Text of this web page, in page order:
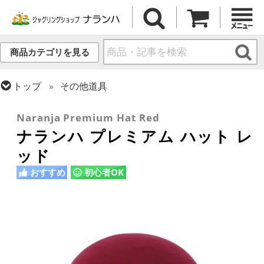
商品カテゴリを見る
トップ
その他道具
Naranja Premium Hat Red
ナランハ プレミアム ハット レ
ッド
おすすめ 初心者OK